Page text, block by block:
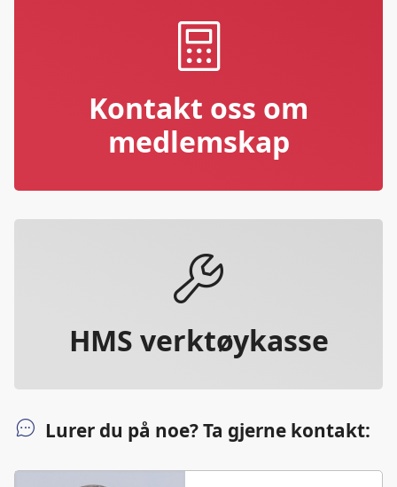
Kontakt oss om
medlemskap
HMS verktøykasse
Lurer du på noe? Ta gjerne kontakt: